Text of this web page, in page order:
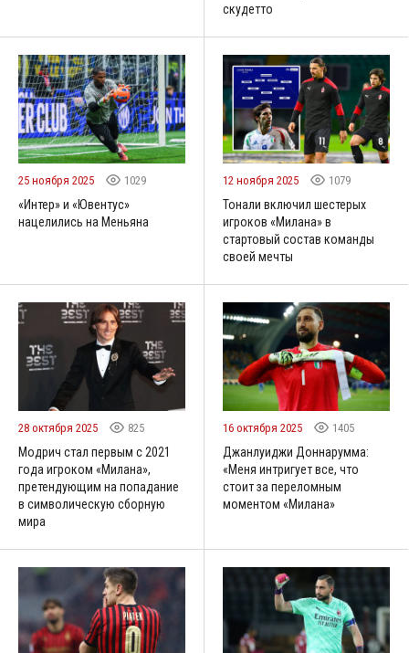
скудетто
25 ноября 2025 1029
«Интер» и «Ювентус»
нацелились на Меньяна
12 ноября 2025 1079
Тонали включил шестерых
игроков «Милана» в
стартовый состав команды
своей мечты
28 октября 2025 825
Модрич стал первым с 2021
года игроком «Милана»,
претендующим на попадание
в символическую сборную
мира
16 октября 2025 1405
Джанлуиджи Доннарумма:
«Меня интригует все, что
стоит за переломным
моментом «Милана»